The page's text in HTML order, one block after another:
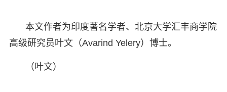
本文作者为印度著名学者、北京大学汇丰商学院
高级研究员叶文（Avarind Yelery）博士。
（叶文）